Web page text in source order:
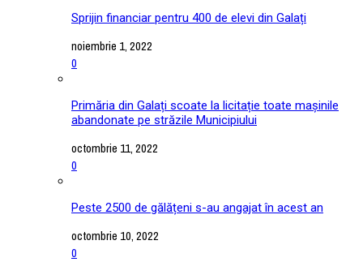
Sprijin financiar pentru 400 de elevi din Galați
noiembrie 1, 2022
0
Primăria din Galați scoate la licitație toate mașinile
abandonate pe străzile Municipiului
octombrie 11, 2022
0
Peste 2500 de gălățeni s-au angajat în acest an
octombrie 10, 2022
0